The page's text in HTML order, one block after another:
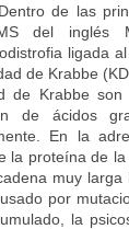
de las
del inglés
ligada
de Krabbe
de Krabbe
de ácidos
En la
la proteína de
muy larga
por
la